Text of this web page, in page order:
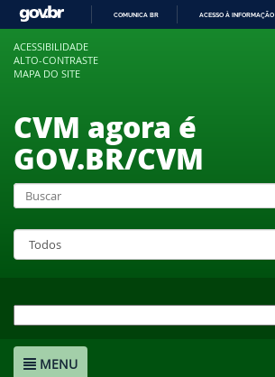
COMUNICA BR ACESSO À INFORMAÇÃO
ACESSIBILIDADE
ALTO-CONTRASTE
MAPA DO SITE
CVM agora é
GOV.BR/CVM
MENU